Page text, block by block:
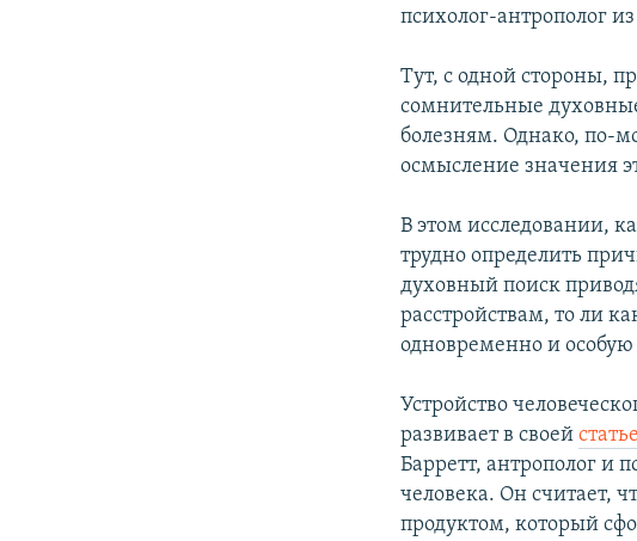
психолог-антрополог
Тут, с одной стороны,
сомнительные
болезням. Однако, по-
осмысление значения
В этом исследовании,
трудно определить
духовный поиск
расстройствам, то ли
одновременно и
Устройство
развивает в своей
Барретт, антрополог и
человека. Он считает,
продуктом, который